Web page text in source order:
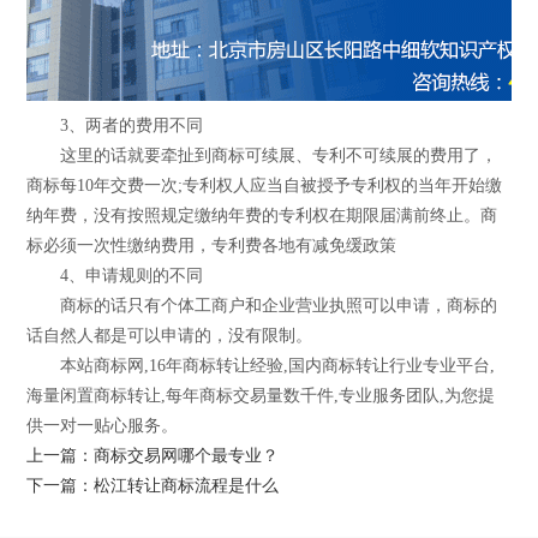
3、两者的费用不同
这里的话就要牵扯到商标可续展、专利不可续展的费用了，
商标每10年交费一次;专利权人应当自被授予专利权的当年开始缴
纳年费，没有按照规定缴纳年费的专利权在期限届满前终止。商
标必须一次性缴纳费用，专利费各地有减免缓政策
4、申请规则的不同
商标的话只有个体工商户和企业营业执照可以申请，商标的
话自然人都是可以申请的，没有限制。
本站商标网,16年商标转让经验,国内商标转让行业专业平台,
海量闲置商标转让,每年商标交易量数千件,专业服务团队,为您提
供一对一贴心服务。
上一篇：商标交易网哪个最专业？
下一篇：松江转让商标流程是什么